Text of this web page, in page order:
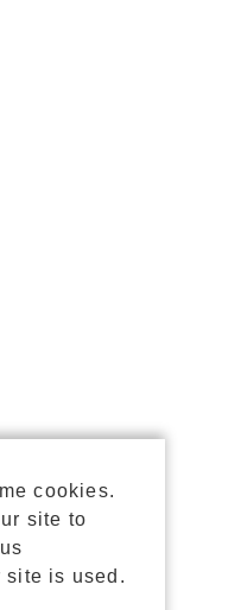
cookies.
site to
site is used.